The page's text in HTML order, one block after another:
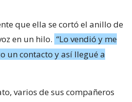
que ella se cortó el anillo de
en un hilo. “Lo vendió y me
un contacto y así llegué a
varios de sus compañeros